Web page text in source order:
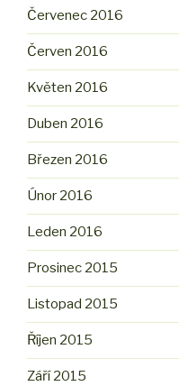
Červenec 2016
Červen 2016
Květen 2016
Duben 2016
Březen 2016
Únor 2016
Leden 2016
Prosinec 2015
Listopad 2015
Říjen 2015
Září 2015